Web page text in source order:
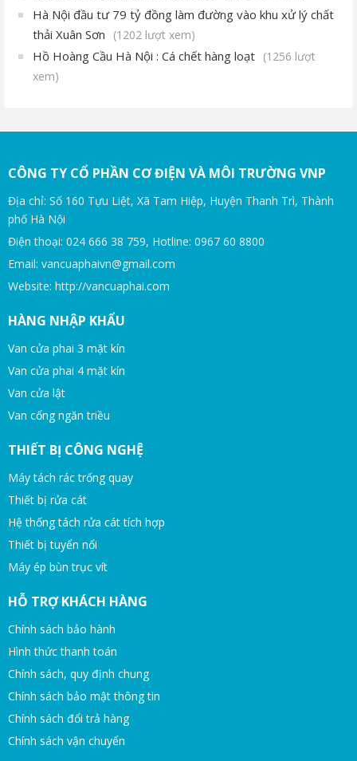
Hà Nội đầu tư 79 tỷ đồng làm đường vào khu xử lý chất
thải Xuân Sơn
(1202 lượt xem)
Hồ Hoàng Cầu Hà Nội : Cá chết hàng loạt (1256 lượt
xem)
CÔNG TY CỔ PHẦN CƠ ĐIỆN VÀ MÔI TRƯỜNG VNP
Địa chỉ: Số 160 Tựu Liệt, Xã Tam Hiệp, Huyện Thanh Trì, Thành
phố Hà Nội
Điện thoại: 024 666 38 759, Hotline: 0967 60 8800
Email: vancuaphaivn@gmail.com
Website: http://vancuaphai.com
HÀNG NHẬP KHẨU
Van cửa phai 3 mặt kín
Van cửa phai 4 mặt kín
Van cửa lật
Van cổng ngăn triều
THIẾT BỊ CÔNG NGHỆ
Máy tách rác trống quay
Thiết bị rửa cát
Hệ thống tách rửa cát tích hợp
Thiết bị tuyển nổi
Máy ép bùn trục vít
HỖ TRỢ KHÁCH HÀNG
Chính sách bảo hành
Hình thức thanh toán
Chính sách, quy định chung
Chính sách bảo mật thông tin
Chính sách đổi trả hàng
Chính sách vận chuyển